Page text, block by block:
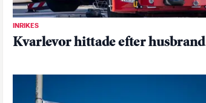
INRIKES
Kvarlevor hittade efter husbrand